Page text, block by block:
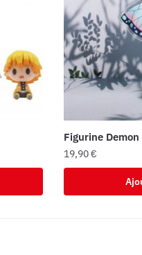
Figurine
19,90€